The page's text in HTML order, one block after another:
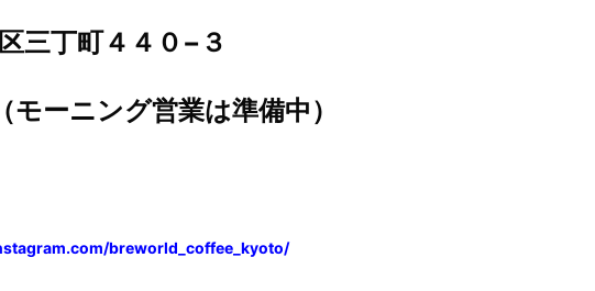
三丁町４４０−３
ーニング営業は準備中）
breworld_coffee_kyoto/